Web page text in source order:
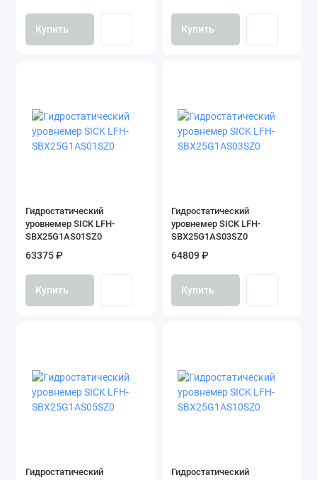
Купить Купить
Гидростатический
уровнемер SICK LFH-
SBX25G1AS01SZ0
63375 ₽
Купить
Гидростатический
уровнемер SICK LFH-
SBX25G1AS03SZ0
64809 ₽
Купить
Гидростатический
Гидростатический